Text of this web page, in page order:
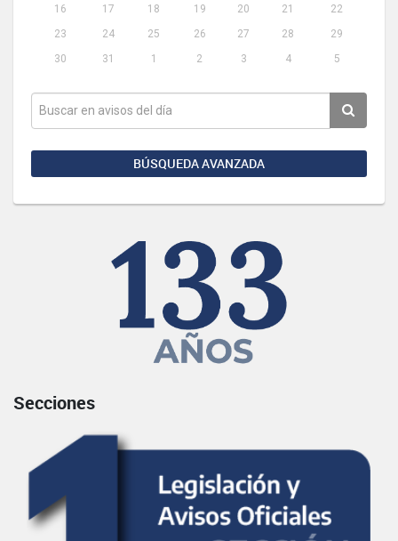
16
17 18 19 20 21
22
23
24 25 26 27 28
29
30
31 1 2 3 4 5
BÚSQUEDA AVANZADA
Secciones